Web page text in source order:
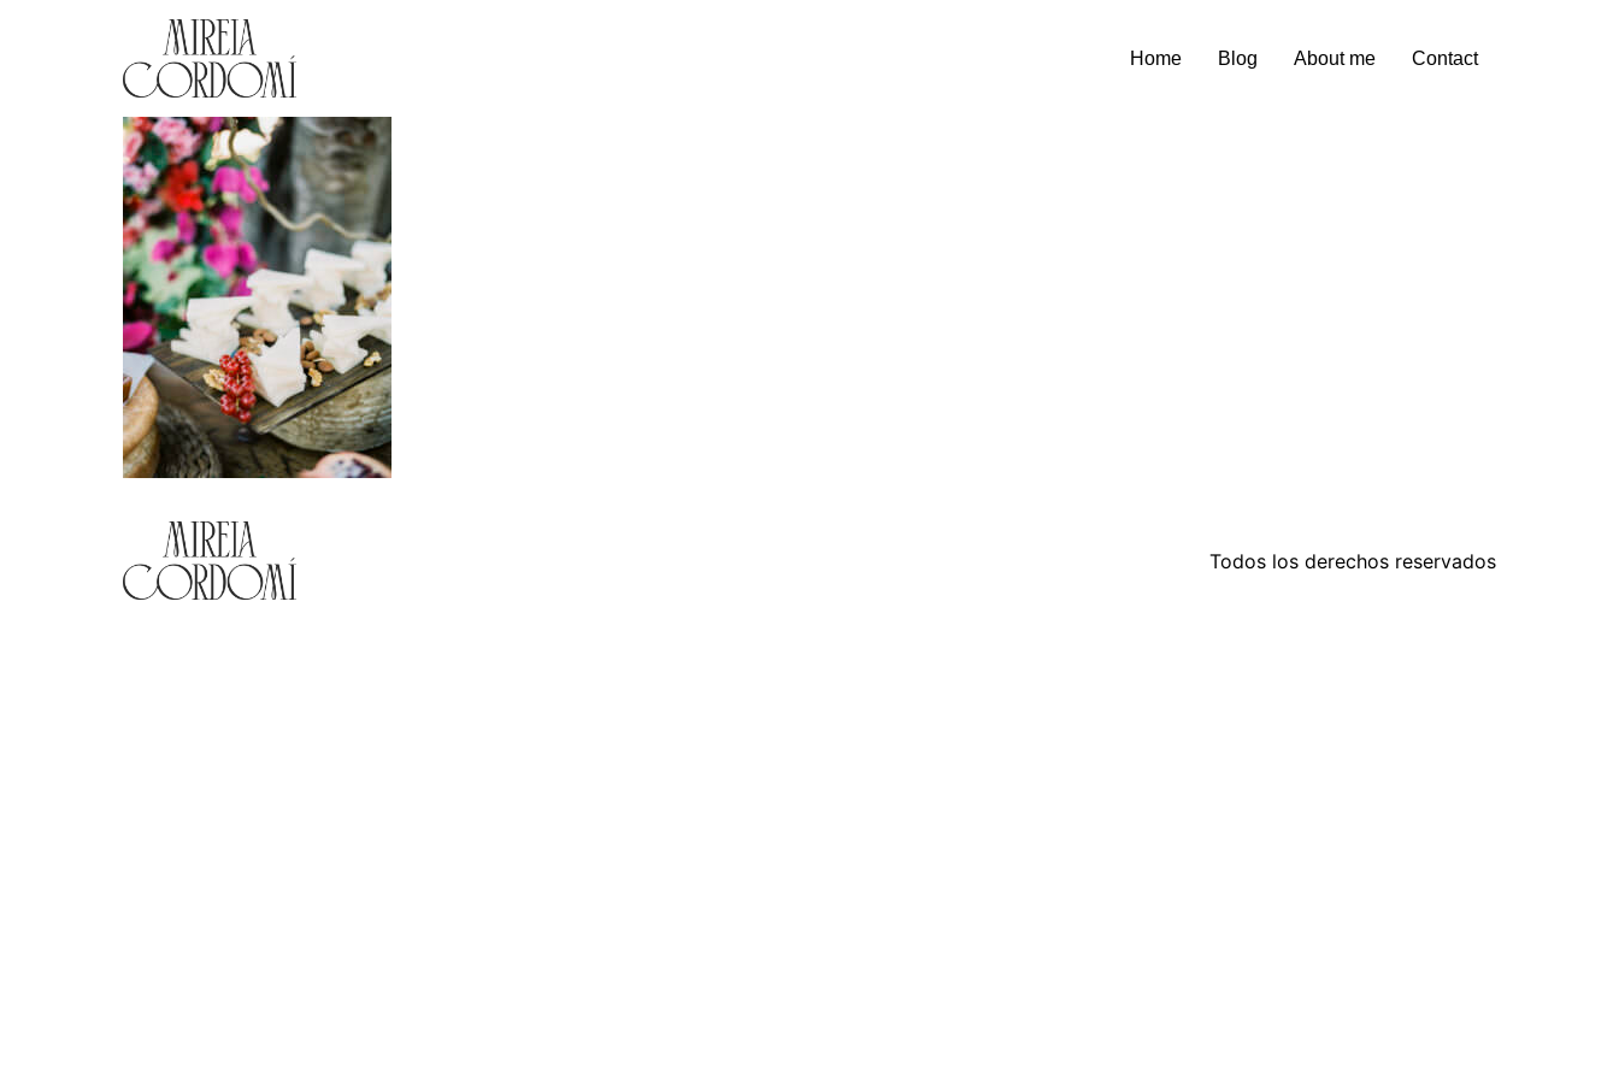
Home Blog About me Contact
Todos los derechos reservados